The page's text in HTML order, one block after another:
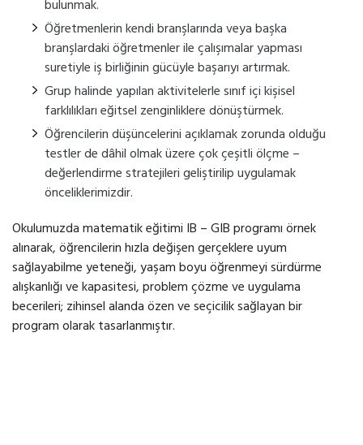
bulunmak.
Öğretmenlerin kendi branşlarında veya başka
branşlardaki öğretmenler ile çalışımalar yapması
suretiyle iş birliğinin gücüyle başarıyı artırmak.
Grup halinde yapılan aktivitelerle sınıf içi kişisel
farklılıkları eğitsel zenginliklere dönüştürmek.
Öğrencilerin düşüncelerini açıklamak zorunda olduğu
testler de dâhil olmak üzere çok çeşitli ölçme –
değerlendirme stratejileri geliştirilip uygulamak
önceliklerimizdir.
Okulumuzda matematik eğitimi IB – GIB programı örnek
alınarak, öğrencilerin hızla değişen gerçeklere uyum
sağlayabilme yeteneği, yaşam boyu öğrenmeyi sürdürme
alışkanlığı ve kapasitesi, problem çözme ve uygulama
becerileri; zihinsel alanda özen ve seçicilik sağlayan bir
program olarak tasarlanmıştır.